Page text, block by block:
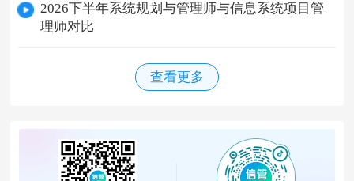
2026下半年系统规划与管理师与信息系统项目管
理师对比
查看更多